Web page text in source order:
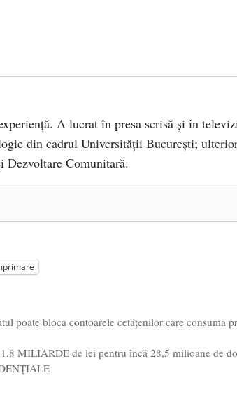
A lucrat în presa scrisă și în
din cadrul Universității București;
Dezvoltare Comunitară.
iulie 2024
de autorizare pentru comercializare în
poate bloca contoarele cetățenilor care consumă
MILIARDE de lei pentru încă 28,5 milioane de